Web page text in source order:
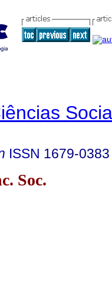
ISSN 1679-0383
Soc.